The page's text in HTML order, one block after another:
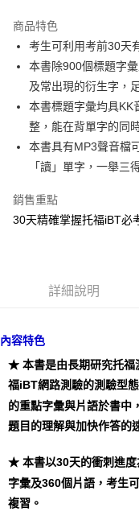
街口支付
悠遊付
ATM付款
運送方式
郵局寄送
商品特色
考生可利用考前30天
本書除900個標題字
及常出現的衍生字，
本書標題字彙均具KK
整，能在背單字的同
本書具有MP3聲音檔
「讀」單字，一舉三
銷售重點
30天精確掌握托福iBT必
詳細說明
內容特色
★ 本書是由長期研究托福
福iBT網路測驗的測驗型
的重點字彙與片語於書
題目的理解與加快作答的
★ 本書以30天的衝刺進度
字彙及360個片語，考生
複習。